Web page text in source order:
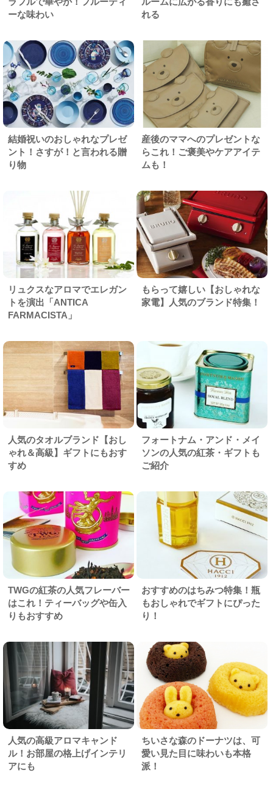
ーな味わい
れる
結婚祝いのおしゃれなプレゼ
ント！さすが！と言われる贈
り物
産後のママへのプレゼントな
らこれ！ご褒美やケアアイテ
ムも！
リュクスなアロマでエレガン
トを演出「ANTICA
FARMACISTA」
もらって嬉しい【おしゃれな
家電】人気のブランド特集！
人気のタオルブランド【おし
ゃれ＆高級】ギフトにもおす
すめ
フォートナム・アンド・メイ
ソンの人気の紅茶・ギフトも
ご紹介
TWGの紅茶の人気フレーバー
はこれ！ティーバッグや缶入
りもおすすめ
おすすめのはちみつ特集！瓶
もおしゃれでギフトにぴった
り！
人気の高級アロマキャンド
ル！お部屋の格上げインテリ
アにも
ちいさな森のドーナツは、可
愛い見た目に味わいも本格
派！